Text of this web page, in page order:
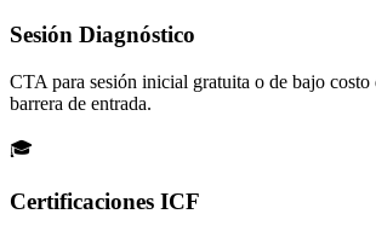
Sesión Diagnóstico
CTA para sesión inicial gratuita o de bajo costo
barrera de entrada.
🎓
Certificaciones ICF